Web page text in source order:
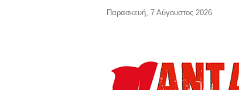
Παρασκευή, 7 Αύγουστος 2026